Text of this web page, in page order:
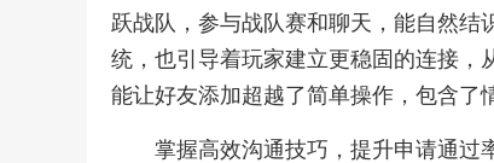
跃战队，参与战队赛和聊天，能自然结
统，也引导着玩家建立更稳固的连接，
能让好友添加超越了简单操作，包含了
掌握高效沟通技巧，提升申请通过